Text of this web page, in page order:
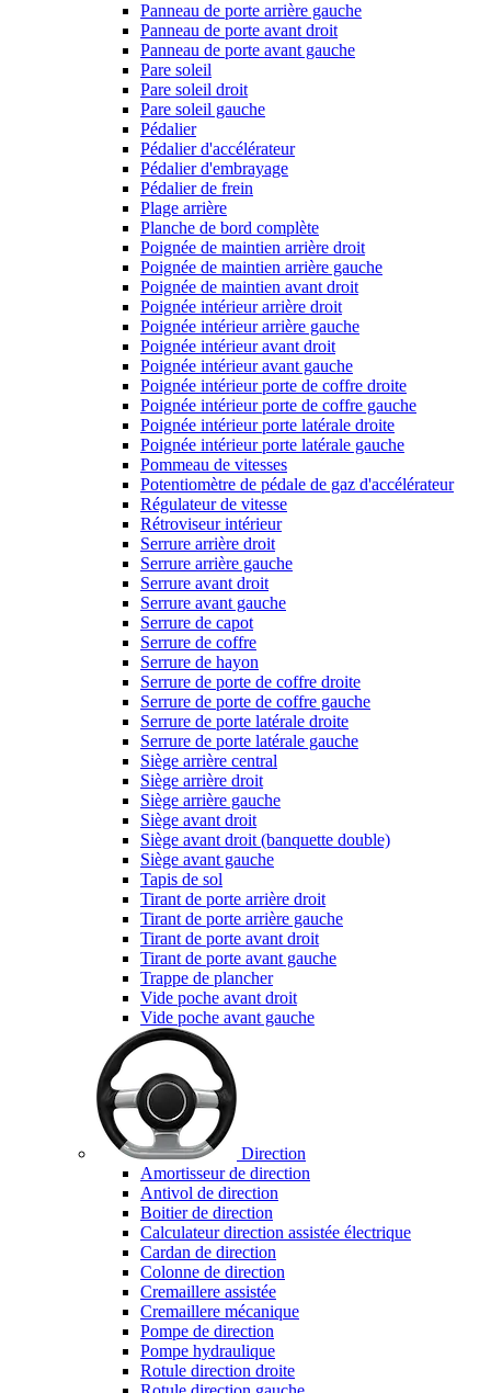
Panneau de porte arrière gauche
Panneau de porte avant droit
Panneau de porte avant gauche
Pare soleil
Pare soleil droit
Pare soleil gauche
Pédalier
Pédalier d'accélérateur
Pédalier d'embrayage
Pédalier de frein
Plage arrière
Planche de bord complète
Poignée de maintien arrière droit
Poignée de maintien arrière gauche
Poignée de maintien avant droit
Poignée intérieur arrière droit
Poignée intérieur arrière gauche
Poignée intérieur avant droit
Poignée intérieur avant gauche
Poignée intérieur porte de coffre droite
Poignée intérieur porte de coffre gauche
Poignée intérieur porte latérale droite
Poignée intérieur porte latérale gauche
Pommeau de vitesses
Potentiomètre de pédale de gaz d'accélérateur
Régulateur de vitesse
Rétroviseur intérieur
Serrure arrière droit
Serrure arrière gauche
Serrure avant droit
Serrure avant gauche
Serrure de capot
Serrure de coffre
Serrure de hayon
Serrure de porte de coffre droite
Serrure de porte de coffre gauche
Serrure de porte latérale droite
Serrure de porte latérale gauche
Siège arrière central
Siège arrière droit
Siège arrière gauche
Siège avant droit
Siège avant droit (banquette double)
Siège avant gauche
Tapis de sol
Tirant de porte arrière droit
Tirant de porte arrière gauche
Tirant de porte avant droit
Tirant de porte avant gauche
Trappe de plancher
Vide poche avant droit
Vide poche avant gauche
Direction
Amortisseur de direction
Antivol de direction
Boitier de direction
Calculateur direction assistée électrique
Cardan de direction
Colonne de direction
Cremaillere assistée
Cremaillere mécanique
Pompe de direction
Pompe hydraulique
Rotule direction droite